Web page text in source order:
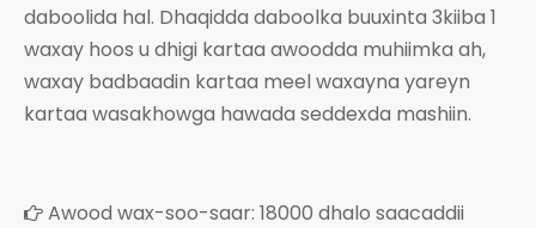
daboolida hal. Dhaqidda daboolka buuxinta 3kiiba 1
waxay hoos u dhigi kartaa awoodda muhiimka ah,
waxay badbaadin kartaa meel waxayna yareyn
kartaa wasakhowga hawada seddexda mashiin.
 Awood wax-soo-saar: 18000 dhalo saacaddii